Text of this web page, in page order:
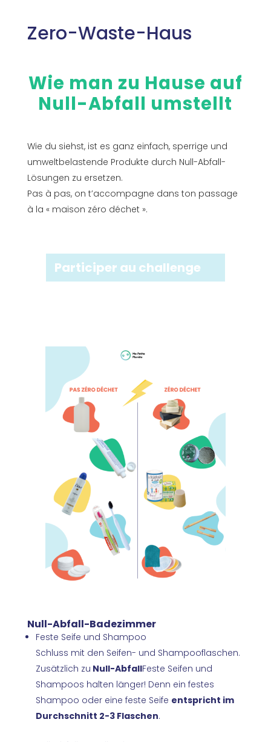
Zero-Waste-Haus
Wie man zu Hause auf
Null-Abfall umstellt
Wie du siehst, ist es ganz einfach, sperrige und
umweltbelastende Produkte durch Null-Abfall-
Lösungen zu ersetzen.
Pas à pas, on t’accompagne dans ton passage
à la « maison zéro déchet ».
Participer au challenge
Null-Abfall-Badezimmer
Feste Seife und Shampoo
Schluss mit den Seifen- und Shampooflaschen.
Zusätzlich zu Null-AbfallFeste Seifen und
Shampoos halten länger! Denn ein festes
Shampoo oder eine feste Seife entspricht im
Durchschnitt 2-3 Flaschen.